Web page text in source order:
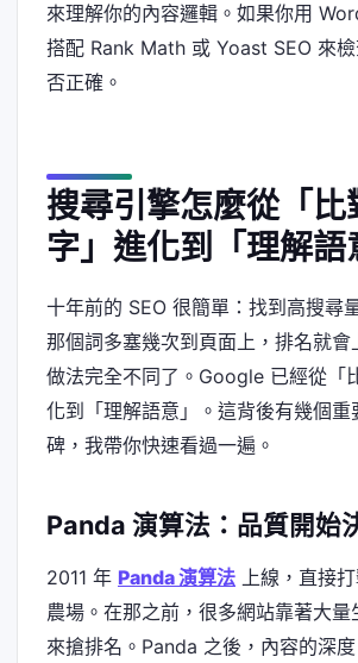
來理解你的內容邏輯。如果你用
搭配 Rank Math 或 Yoast SEO 來
否正確。
搜尋引擎怎麼從「比
字」進化到「理解語
十年前的 SEO 很簡單：找到高搜尋
那個詞多塞幾次到頁面上，排名就會
做法完全不同了。Google 已經從「
化到「理解語意」。這背後有幾個重
碑，我帶你快速看過一遍。
Panda 演算法：品質開始
2011 年 Panda 演算法 上線，直接
農場。在那之前，很多網站靠著大
來搶排名。Panda 之後，內容的深